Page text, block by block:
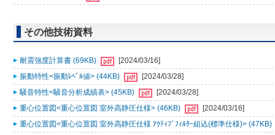
その他技術資料
耐震強度計算書 (69KB)
[2024/03/16]
振動特性<振動ﾚﾍﾞﾙ値> (44KB)
[2024/03/28]
騒音特性<騒音分析成績表> (45KB)
[2024/03/28]
重心位置図<重心位置図 室外高静圧仕様> (46KB)
[2024/03/16]
重心位置図<重心位置図 室外高静圧仕様 ｱｸﾃｨﾌﾞﾌｨﾙﾀｰ組込(標準仕様)> (47KB)